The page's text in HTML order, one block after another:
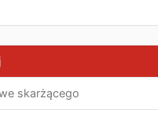
skarżącego